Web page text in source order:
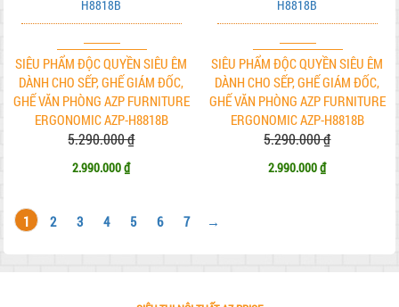
SIÊU PHẨM ĐỘC QUYỀN SIÊU ÊM
DÀNH CHO SẾP, GHẾ GIÁM ĐỐC,
GHẾ VĂN PHÒNG AZP FURNITURE
ERGONOMIC AZP-H8818B
5.290.000 ₫
2.990.000 ₫
SIÊU PHẨM ĐỘC QUYỀN SIÊU ÊM
DÀNH CHO SẾP, GHẾ GIÁM ĐỐC,
GHẾ VĂN PHÒNG AZP FURNITURE
ERGONOMIC AZP-H8818B
5.290.000 ₫
2.990.000 ₫
1 2 3 4 5 6 7 →